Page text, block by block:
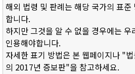
해외 법령 및 판례는 해당 국가의 표
합니다.
하지만 그것을 알 수 없을 경우에는
인용해야합니다.
자세한 표기 방법은 본 웹페이지나 "
의 2017년 증보판"을 참고하세요.